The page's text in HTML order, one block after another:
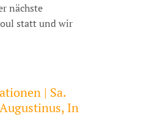
nächste
statt und wir
| Sa.
In